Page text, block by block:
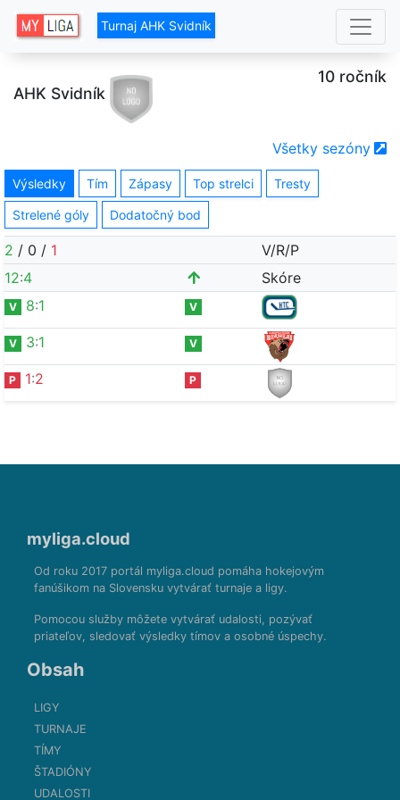
Turnaj AHK Svidník
AHK Svidník
10 ročník
Všetky sezóny
Výsledky Tím Zápasy Top strelci Tresty
Strelené góly Dodatočný bod
2 / 0 / 1
V/R/P
12:4 Skóre
V 8:1 V
V 3:1 V
P 1:2 P
myliga.cloud
Od roku 2017 portál myliga.cloud pomáha hokejovým
fanúšikom na Slovensku vytvárať turnaje a ligy.
Pomocou služby môžete vytvárať udalosti, pozývať
priateľov, sledovať výsledky tímov a osobné úspechy.
Obsah
LIGY
TURNAJE
TÍMY
ŠTADIÓNY
UDALOSTI